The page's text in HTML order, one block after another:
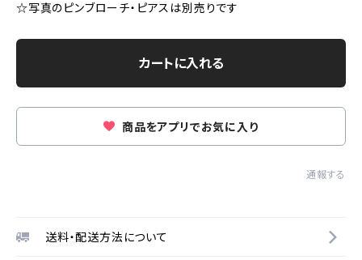
☆写真のピンブローチ・ピアスは別売りです
カートに入れる
商品をアプリでお気に入り
通報する
送料・配送方法について